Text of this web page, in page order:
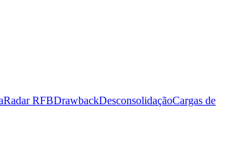
Radar RFBDrawbackDesconsolidaçãoCargas de